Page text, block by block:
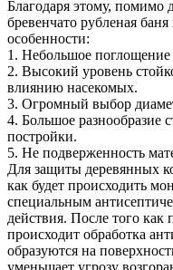
Благодаря этому, помимо
бревенчато рубленая
особенности:
1. Небольшое поглощение
2. Высокий уровень
влиянию насекомых.
3. Огромный выбор
4. Большое разнообразие
постройки.
5. Не подверженность
Для защиты деревянных
как будет происходить
специальным
действия. После того
происходит обработка
образуются на
уменьшает угрозу